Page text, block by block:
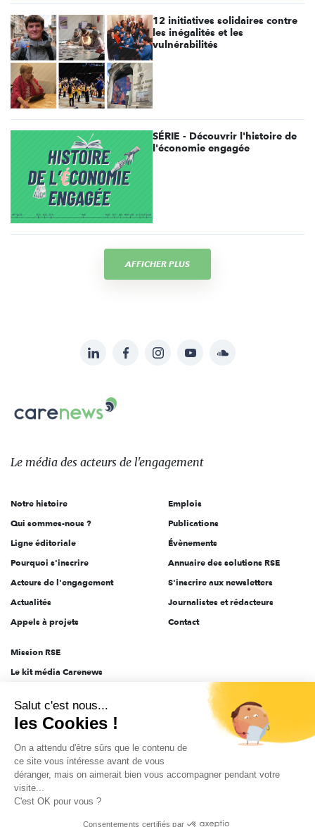
12 initiatives solidaires contre
les inégalités et les
vulnérabilités
SÉRIE - Découvrir l'histoire de
l'économie engagée
AFFICHER PLUS
sur:
LinkedInFacebookInstagramYouTubeSoundcloud
Carenews,
Le
des
l'engagement
Le média des acteurs de l'engagement
Notre histoire
Qui sommes-nous ?
Ligne éditoriale
Pourquoi s'inscrire
Acteurs de l'engagement
Actualités
Appels à projets
Emplois
Publications
Évènements
Annuaire des solutions RSE
S'inscrire aux newsletters
Journalistes et rédacteurs
Contact
Mission RSE
Le kit média Carenews
AEF info
Novethic
PRODURABLE
Inclusiv Day
Données personnelles Mentions légales 2025-2026 Tout droits réservés
Salut c'est nous...
les Cookies !
On a attendu d'être sûrs que le contenu de
ce site vous intéresse avant de vous
déranger, mais on aimerait bien vous accompagner pendant votre
visite...
C'est OK pour vous ?
Consentements certifiés par